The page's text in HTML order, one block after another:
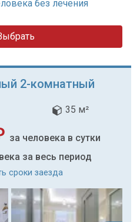
без лечения
2-комнатный
35 м²
за человека в сутки
за весь период
сроки заезда